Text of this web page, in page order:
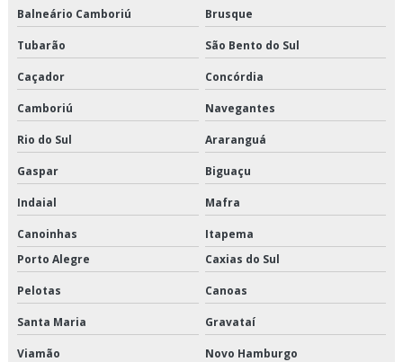
Transporte produtos congelados em são paulo
Transporte produtos congelados preço
Transporte produtos congelados valor
Transporte produtos refrigerados em são paulo
Transporte produtos refrigerados preço
Transporte refrigerado de alimentos
Transporte refrigerado fracionado
Balneário Camboriú Brusque
Tubarão São Bento do Sul
Caçador Concórdia
Camboriú Navegantes
Rio do Sul Araranguá
Gaspar Biguaçu
Indaial Mafra
Canoinhas
Itapema
Porto Alegre
Caxias do Sul
Pelotas Canoas
Santa Maria Gravataí
Viamão Novo Hamburgo